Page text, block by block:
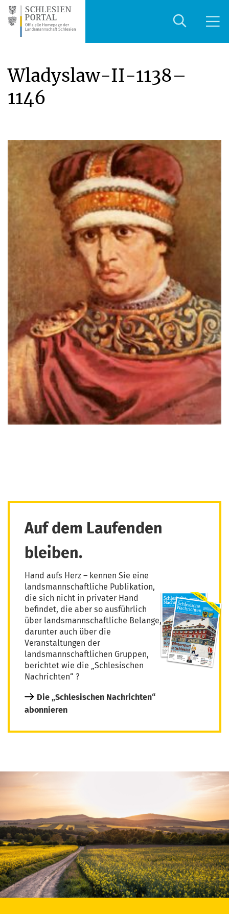
Wladyslaw-II-1138–
1146
Auf dem Laufenden
bleiben.
Hand aufs Herz – kennen Sie eine
landsmannschaftliche Publikation,
die sich nicht in privater Hand
befindet, die aber so ausführlich
über landsmannschaftliche Belange,
darunter auch über die
Veranstaltungen der
landsmannschaftlichen Gruppen,
berichtet wie die „Schlesischen
Nachrichten“ ?
Die „Schlesischen Nachrichten“
abonnieren